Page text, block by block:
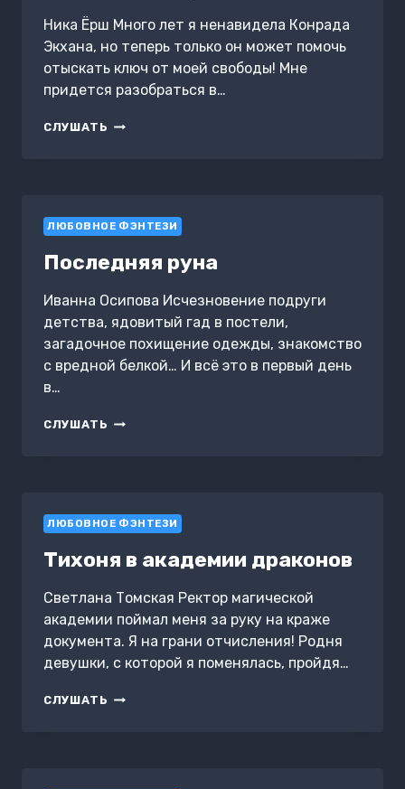
Ника Ёрш Много лет я ненавидела Конрада
Экхана, но теперь только он может помочь
отыскать ключ от моей свободы! Мне
придется разобраться в…
СЛУШАТЬ ТЕМНЫЕ
ЛЮБОВНОЕ ФЭНТЕЗИ
Последняя руна
Иванна Осипова Исчезновение подруги
детства, ядовитый гад в постели,
загадочное похищение одежды, знакомство
с вредной белкой… И всё это в первый день
в…
СЛУШАТЬ ПОСЛЕДНЯЯ
ЛЮБОВНОЕ ФЭНТЕЗИ
Тихоня в академии драконов
Светлана Томская Ректор магической
академии поймал меня за руку на краже
документа. Я на грани отчисления! Родня
девушки, с которой я поменялась, пройдя…
СЛУШАТЬ ТИХОНЯ